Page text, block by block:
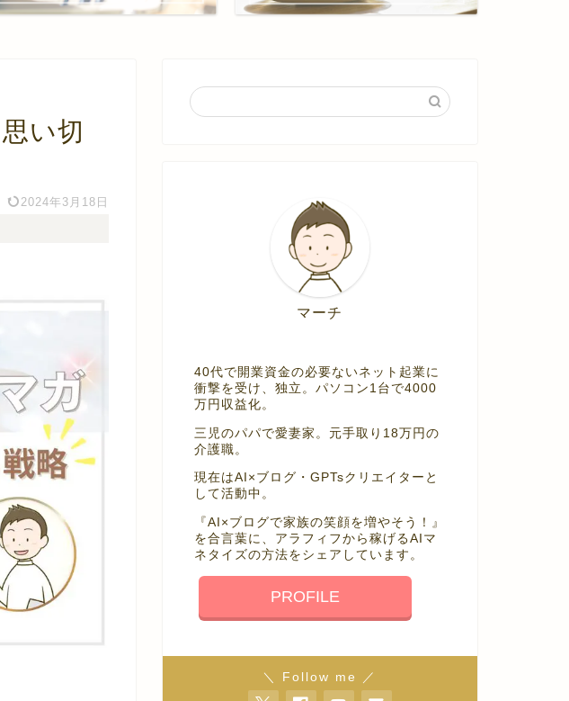
い切
2024年3月18日
マーチ
40代で開業資金の必要ないネット起業に
衝撃を受け、独立。パソコン1台で4000
万円収益化。
三児のパパで愛妻家。元手取り18万円の
介護職。
現在はAI×ブログ・GPTsクリエイターと
して活動中。
『AI×ブログで家族の笑顔を増やそう！』
を合言葉に、アラフィフから稼げるAIマ
ネタイズの方法をシェアしています。
PROFILE
＼ Follow me ／